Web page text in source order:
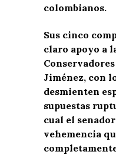
colombianos.
Sus cinco
claro apoyo a
Jiménez, con
desmienten
supuestas
cual el
vehemencia